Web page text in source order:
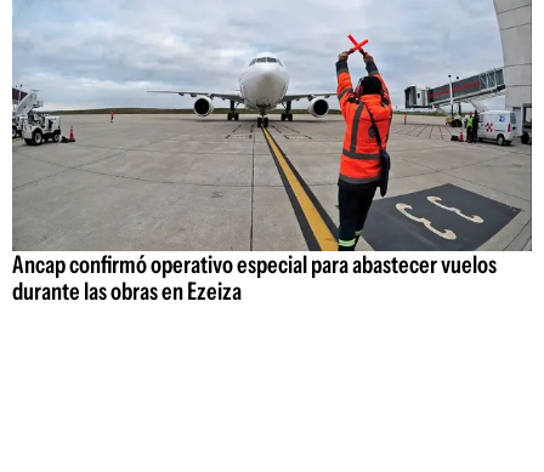
Ancap confirmó operativo especial para abastecer vuelos
durante las obras en Ezeiza